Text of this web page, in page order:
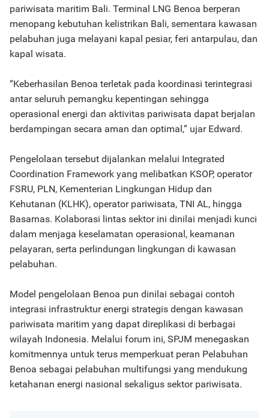
pariwisata maritim Bali. Terminal LNG Benoa berperan
menopang kebutuhan kelistrikan Bali, sementara kawasan
pelabuhan juga melayani kapal pesiar, feri antarpulau, dan
kapal wisata.
“Keberhasilan Benoa terletak pada koordinasi terintegrasi
antar seluruh pemangku kepentingan sehingga
operasional energi dan aktivitas pariwisata dapat berjalan
berdampingan secara aman dan optimal,” ujar Edward.
Pengelolaan tersebut dijalankan melalui Integrated
Coordination Framework yang melibatkan KSOP, operator
FSRU, PLN, Kementerian Lingkungan Hidup dan
Kehutanan (KLHK), operator pariwisata, TNI AL, hingga
Basarnas. Kolaborasi lintas sektor ini dinilai menjadi kunci
dalam menjaga keselamatan operasional, keamanan
pelayaran, serta perlindungan lingkungan di kawasan
pelabuhan.
Model pengelolaan Benoa pun dinilai sebagai contoh
integrasi infrastruktur energi strategis dengan kawasan
pariwisata maritim yang dapat direplikasi di berbagai
wilayah Indonesia. Melalui forum ini, SPJM menegaskan
komitmennya untuk terus memperkuat peran Pelabuhan
Benoa sebagai pelabuhan multifungsi yang mendukung
ketahanan energi nasional sekaligus sektor pariwisata.